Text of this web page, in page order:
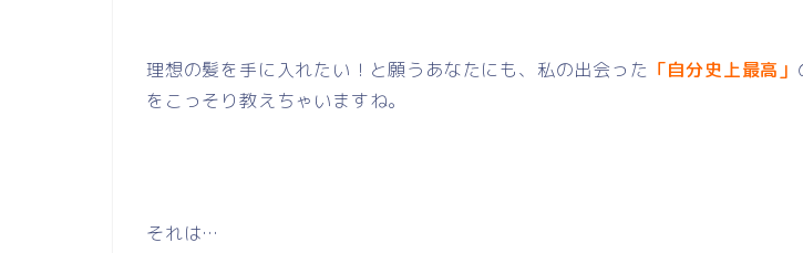
理想の髪を手に入れたい！と願うあなたにも、私の出会った 「自分史上最高」
をこっそり教えちゃいますね。
それは…